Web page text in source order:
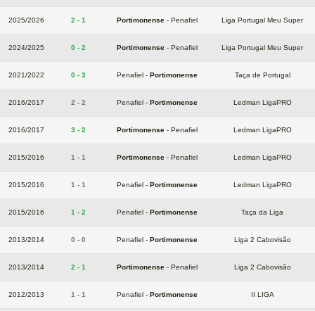
2025/2026 2 - 1 Portimonense - Penafiel Liga Portugal Meu Super
2024/2025 0 - 2 Portimonense - Penafiel Liga Portugal Meu Super
2021/2022 0 - 3 Penafiel - Portimonense Taça de Portugal
2016/2017 2 - 2 Penafiel - Portimonense Ledman LigaPRO
2016/2017 3 - 2 Portimonense - Penafiel Ledman LigaPRO
2015/2016 1 - 1 Portimonense - Penafiel Ledman LigaPRO
2015/2016 1 - 1 Penafiel - Portimonense Ledman LigaPRO
2015/2016 1 - 2 Penafiel - Portimonense Taça da Liga
2013/2014 0 - 0 Penafiel - Portimonense Liga 2 Cabovisão
2013/2014 2 - 1 Portimonense - Penafiel Liga 2 Cabovisão
2012/2013 1 - 1 Penafiel - Portimonense II LIGA